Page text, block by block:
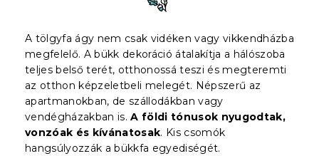
A tölgyfa ágy nem csak vidéken vagy vikkendházba
megfelelő. A bükk dekoráció átalakítja a hálószoba
teljes belső terét, otthonossá teszi és megteremti
az otthon képzeletbeli melegét. Népszerű az
apartmanokban, de szállodákban vagy
vendégházakban is.A földi tónusok nyugodtak,
vonzóak és kívánatosak. Kis csomók
hangsúlyozzák a bükkfa egyediségét.